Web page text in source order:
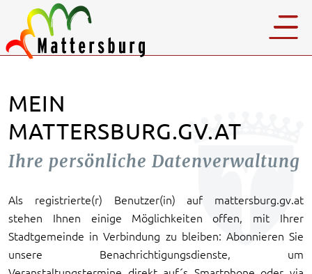
MEIN
MATTERSBURG.GV.AT
Ihre persönliche Datenverwaltung
Als registrierte(r) Benutzer(in) auf mattersburg.gv.at
stehen Ihnen einige Möglichkeiten offen, mit Ihrer
Stadtgemeinde in Verbindung zu bleiben: Abonnieren Sie
unsere Benachrichtigungsdienste, um